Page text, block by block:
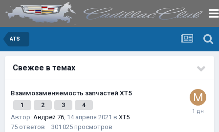
ATS
Свежее в темах
Взаимозаменяемость запчастей XT5
1 2 3 4
Автор: Андрей 76, 14 апреля 2021 в XT5
75 ответов 301 025 просмотров